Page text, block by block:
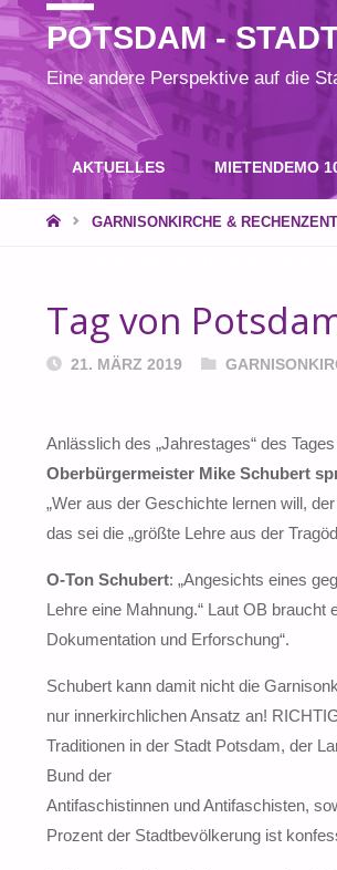
POTSDAM -
Eine andere Perspektive auf die
AKTUELLES MIETENDEMO
STARTGARNISONKIRCHE &
Tag von
21. MÄRZ 2019
Anlässlich des „Jahrestages“ des
Oberbürgermeister Mike Schubert
„Wer aus der Geschichte lernen will,
das sei die „größte Lehre aus der
O-Ton Schubert: „Angesichts eines
Lehre eine Mahnung.“ Laut OB
Dokumentation und Erforschung“.
Schubert kann damit nicht die
nur innerkirchlichen Ansatz an!
Traditionen in der Stadt Potsdam, der
Bund der
Antifaschistinnen und Antifaschisten,
Prozent der Stadtbevölkerung ist